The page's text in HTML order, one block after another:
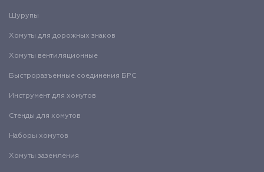
Шурупы
Хомуты для дорожных знаков
Хомуты вентиляционные
Быстроразъемные соединения БРС
Инструмент для хомутов
Стенды для хомутов
Наборы хомутов
Хомуты заземления